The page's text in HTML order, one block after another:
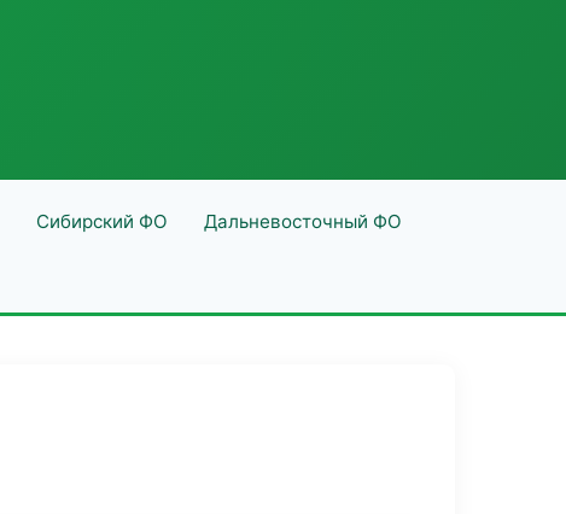
Сибирский ФО Дальневосточный ФО